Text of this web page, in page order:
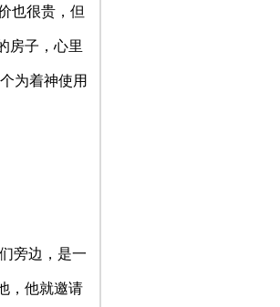
也很贵，但
房子，心里
为着神使用
旁边，是一
，他就邀请